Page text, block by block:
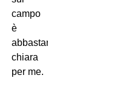
campo
è
abbastanza
chiara
per me.